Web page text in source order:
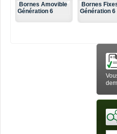
Bornes Amovible
Génération 6
Bornes
Génération 6